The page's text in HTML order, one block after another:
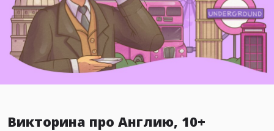
Викторина про Англию, 10+